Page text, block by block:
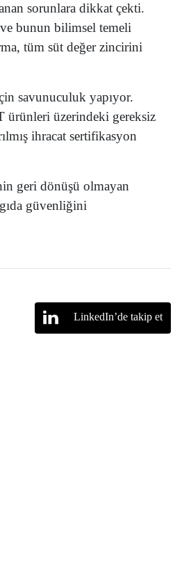
sorunlara dikkat çekti.
ve bunun bilimsel temeli
tüm süt değer zincirini
savunuculuk yapıyor.
ürünleri üzerindeki gereksiz
ihracat sertifikasyon
geri dönüşü olmayan
güvenliğini
LinkedIn’de takip et